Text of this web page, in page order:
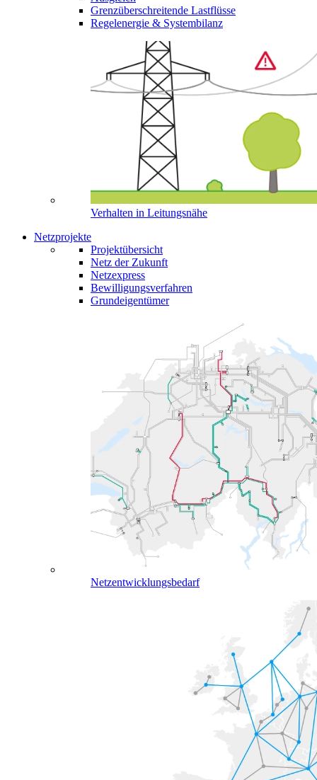
Grenzüberschreitende Lastflüsse
Regelenergie & Systembilanz
Verhalten in Leitungsnähe
Netzprojekte
Projektübersicht
Netz der Zukunft
Netzexpress
Bewilligungsverfahren
Grundeigentümer
Netzentwicklungsbedarf